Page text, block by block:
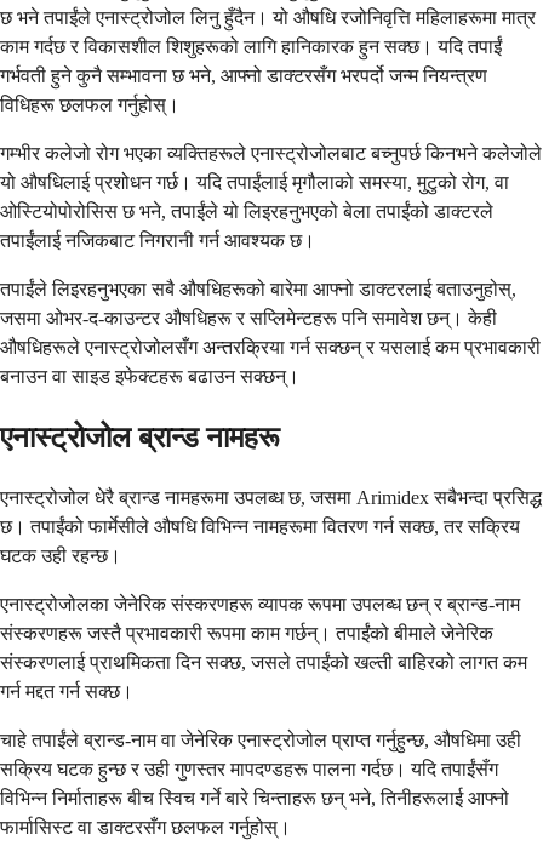
छ भने तपाईंले एनास्ट्रोजोल लिनु हुँदैन। यो औषधि रजोनिवृत्ति महिलाहरूमा मात्र
काम गर्दछ र विकासशील शिशुहरूको लागि हानिकारक हुन सक्छ। यदि तपाईं
गर्भवती हुने कुनै सम्भावना छ भने, आफ्नो डाक्टरसँग भरपर्दो जन्म नियन्त्रण
विधिहरू छलफल गर्नुहोस्।
गम्भीर कलेजो रोग भएका व्यक्तिहरूले एनास्ट्रोजोलबाट बच्नुपर्छ किनभने कलेजोले
यो औषधिलाई प्रशोधन गर्छ। यदि तपाईंलाई मृगौलाको समस्या, मुटुको रोग, वा
ओस्टियोपोरोसिस छ भने, तपाईंले यो लिइरहनुभएको बेला तपाईंको डाक्टरले
तपाईंलाई नजिकबाट निगरानी गर्न आवश्यक छ।
तपाईंले लिइरहनुभएका सबै औषधिहरूको बारेमा आफ्नो डाक्टरलाई बताउनुहोस्,
जसमा ओभर-द-काउन्टर औषधिहरू र सप्लिमेन्टहरू पनि समावेश छन्। केही
औषधिहरूले एनास्ट्रोजोलसँग अन्तरक्रिया गर्न सक्छन् र यसलाई कम प्रभावकारी
बनाउन वा साइड इफेक्टहरू बढाउन सक्छन्।
एनास्ट्रोजोल ब्रान्ड नामहरू
एनास्ट्रोजोल धेरै ब्रान्ड नामहरूमा उपलब्ध छ, जसमा Arimidex सबैभन्दा प्रसिद्ध
छ। तपाईंको फार्मेसीले औषधि विभिन्न नामहरूमा वितरण गर्न सक्छ, तर सक्रिय
घटक उही रहन्छ।
एनास्ट्रोजोलका जेनेरिक संस्करणहरू व्यापक रूपमा उपलब्ध छन् र ब्रान्ड-नाम
संस्करणहरू जस्तै प्रभावकारी रूपमा काम गर्छन्। तपाईंको बीमाले जेनेरिक
संस्करणलाई प्राथमिकता दिन सक्छ, जसले तपाईंको खल्ती बाहिरको लागत कम
गर्न मद्दत गर्न सक्छ।
चाहे तपाईंले ब्रान्ड-नाम वा जेनेरिक एनास्ट्रोजोल प्राप्त गर्नुहुन्छ, औषधिमा उही
सक्रिय घटक हुन्छ र उही गुणस्तर मापदण्डहरू पालना गर्दछ। यदि तपाईंसँग
विभिन्न निर्माताहरू बीच स्विच गर्ने बारे चिन्ताहरू छन् भने, तिनीहरूलाई आफ्नो
फार्मासिस्ट वा डाक्टरसँग छलफल गर्नुहोस्।